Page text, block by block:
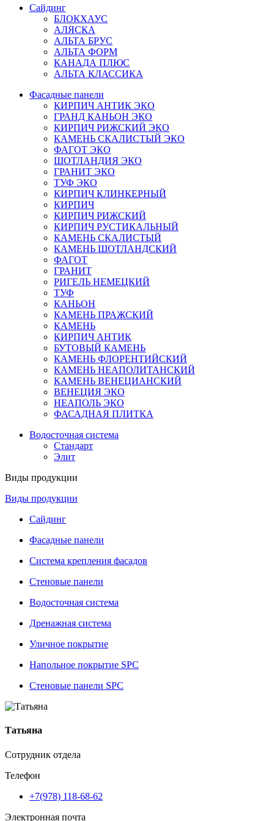
Сайдинг
БЛОКХАУС
АЛЯСКА
АЛЬТА БРУС
АЛЬТА ФОРМ
КАНАДА ПЛЮС
АЛЬТА КЛАССИКА
Фасадные панели
КИРПИЧ АНТИК ЭКО
ГРАНД КАНЬОН ЭКО
КИРПИЧ РИЖСКИЙ ЭКО
КАМЕНЬ СКАЛИСТЫЙ ЭКО
ФАГОТ ЭКО
ШОТЛАНДИЯ ЭКО
ГРАНИТ ЭКО
ТУФ ЭКО
КИРПИЧ КЛИНКЕРНЫЙ
КИРПИЧ
КИРПИЧ РИЖСКИЙ
КИРПИЧ РУСТИКАЛЬНЫЙ
КАМЕНЬ СКАЛИСТЫЙ
КАМЕНЬ ШОТЛАНДСКИЙ
ФАГОТ
ГРАНИТ
РИГЕЛЬ НЕМЕЦКИЙ
ТУФ
КАНЬОН
КАМЕНЬ ПРАЖСКИЙ
КАМЕНЬ
КИРПИЧ АНТИК
БУТОВЫЙ КАМЕНЬ
КАМЕНЬ ФЛОРЕНТИЙСКИЙ
КАМЕНЬ НЕАПОЛИТАНСКИЙ
КАМЕНЬ ВЕНЕЦИАНСКИЙ
ВЕНЕЦИЯ ЭКО
НЕАПОЛЬ ЭКО
ФАСАДНАЯ ПЛИТКА
Водосточная система
Стандарт
Элит
Виды продукции
Виды продукции
Сайдинг
Фасадные панели
Система крепления фасадов
Стеновые панели
Водосточная система
Дренажная система
Уличное покрытие
Напольное покрытие SPC
Стеновые панели SPC
Татьяна
Сотрудник отдела
Телефон
+7(978) 118-68-62
Электронная почта